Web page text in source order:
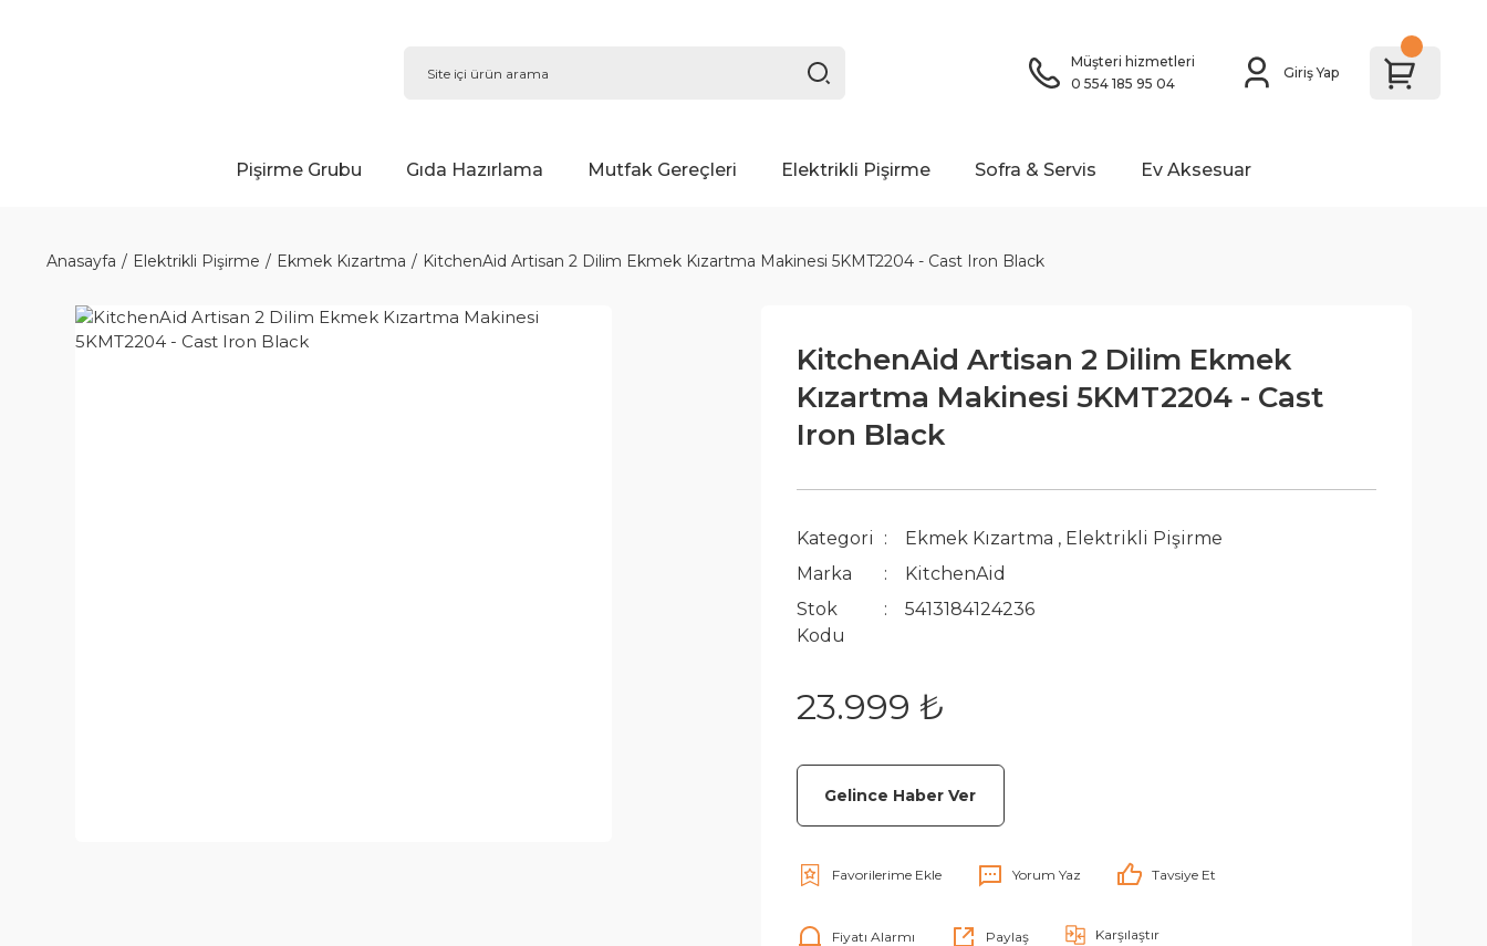
Müşteri hizmetleri
0 554 185 95 04
Giriş Yap
Pişirme Grubu Gıda Hazırlama Mutfak Gereçleri Elektrikli Pişirme Sofra & Servis Ev Aksesuar
Anasayfa Elektrikli Pişirme Ekmek Kızartma KitchenAid Artisan 2 Dilim Ekmek Kızartma Makinesi 5KMT2204 - Cast Iron Black
KitchenAid Artisan 2 Dilim Ekmek
Kızartma Makinesi 5KMT2204 - Cast
Iron Black
Kategori Ekmek Kızartma , Elektrikli Pişirme
Marka
KitchenAid
Stok
Kodu
5413184124236
23.999 ₺
Gelince Haber Ver
Yorum Yaz Tavsiye Et
Fiyatı Alarmı Paylaş Karşılaştır